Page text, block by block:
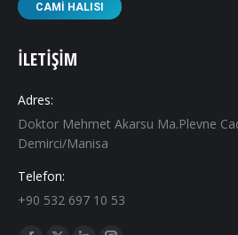
CAMI HALISI
İLETIŞIM
Adres:
Doktor Mehmet Akarsu Ma.Plevne
Demirci/Manisa
Telefon:
+90 532 697 10 53